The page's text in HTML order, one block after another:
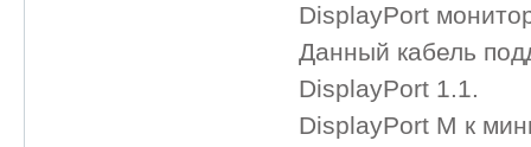
DisplayPort
Данный кабель
DisplayPort 1.1.
DisplayPort M к